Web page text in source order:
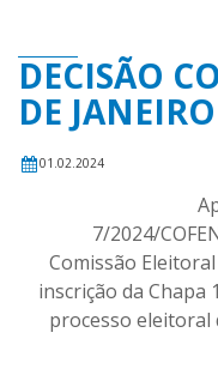
DECISÃO
DE
01.02.2024
7/2024/
Comissão
inscrição da
processo eleitoral